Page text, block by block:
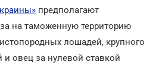
предполагают
на таможенную территорию
лошадей, крупного
и овец за нулевой ставкой